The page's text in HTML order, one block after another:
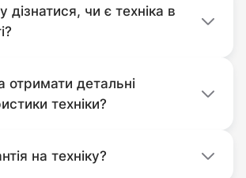
дізнатися, чи є техніка в
детальні
техніки?
на техніку?